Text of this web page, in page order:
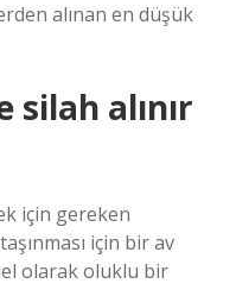
alınan en düşük
silah alınır
için gereken
için bir av
olarak oluklu bir